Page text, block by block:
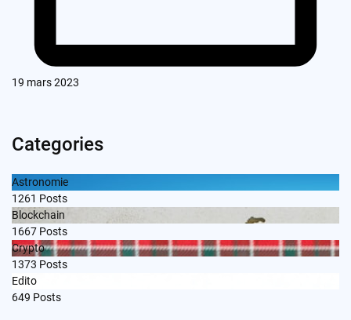
19 mars 2023
Categories
Astronomie
1261 Posts
Blockchain
1667 Posts
Crypto
1373 Posts
Edito
649 Posts